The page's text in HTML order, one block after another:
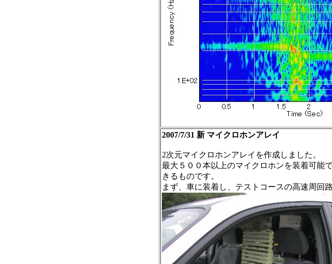
2007/7/31 新 マイクロホンアレイ
2次元マイクロホンアレイを作成しました。
最大５００本以上のマイクロホンを装着可能
きるものです。
まず、車に装着し、テストコースの高速周回